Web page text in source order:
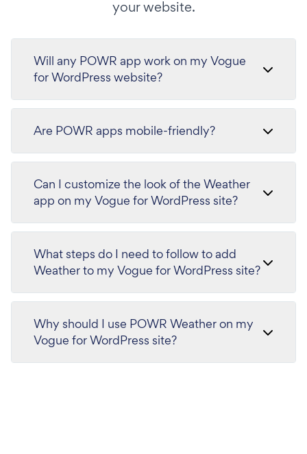
your website.
Will any POWR app work on my Vogue
for WordPress website?
Are POWR apps mobile-friendly?
Can I customize the look of the Weather
app on my Vogue for WordPress site?
What steps do I need to follow to add
Weather to my Vogue for WordPress site?
Why should I use POWR Weather on my
Vogue for WordPress site?